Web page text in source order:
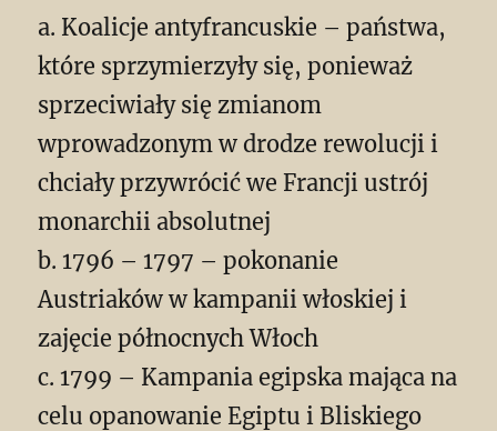
a. Koalicje antyfrancuskie – państwa,
które sprzymierzyły się, ponieważ
sprzeciwiały się zmianom
wprowadzonym w drodze rewolucji i
chciały przywrócić we Francji ustrój
monarchii absolutnej
b. 1796 – 1797 – pokonanie
Austriaków w kampanii włoskiej i
zajęcie północnych Włoch
c. 1799 – Kampania egipska mająca na
celu opanowanie Egiptu i Bliskiego